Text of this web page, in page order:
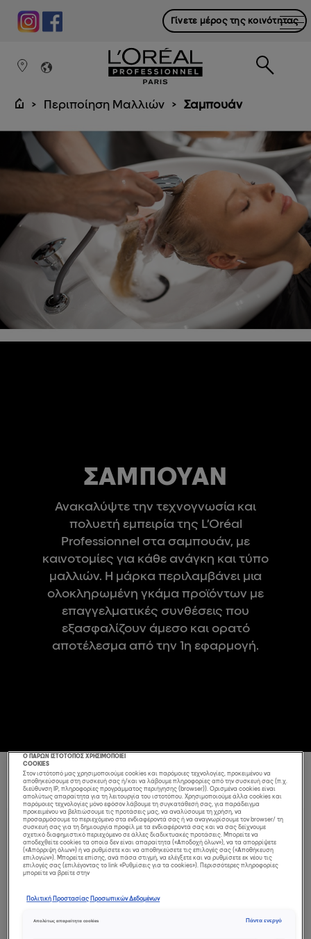
Γίνετε μέρος της κοινότητας
Περιποίηση Μαλλιών Σαμπουάν
ΣΑΜΠΟΥΆΝ
Ανακαλύψτε την τεχνογνωσία και
πολυετή εμπειρία της L’Oréal
Professionnel στα σαμπουάν, με
καινοτομίες για κάθε ανάγκη και τύπο
μαλλιών. Η μάρκα περιλαμβάνει μια
ολοκληρωμένη γκάμα προϊόντων με
επαγγελματικές συνθέσεις που
εξασφαλίζουν άμεσο και ορατό
αποτέλεσμα από την 1η εφαρμογή.
17 ΠΡΟΪΟΝ(ΤΑ) ΤΑΞΙΝΌΜΗΣΗ ΜΕ:
BEST SELLER
Ο ΠΑΡΩΝ ΙΣΤΟΤΟΠΟΣ ΧΡΗΣΙΜΟΠΟΙΕΙ
COOKIES
Στον ιστότοπό μας χρησιμοποιούμε cookies και παρόμοιες τεχνολογίες, προκειμένου να
αποθηκεύσουμε στη συσκευή σας ή/και να λάβουμε πληροφορίες από την συσκευή σας (π.χ.
διεύθυνση IP, πληροφορίες προγράμματος περιήγησης (browser)). Ορισμένα cookies είναι
απολύτως απαραίτητα για τη λειτουργία του ιστοτόπου. Χρησιμοποιούμε άλλα cookies και
παρόμοιες τεχνολογίες μόνο εφόσον λάβουμε τη συγκατάθεσή σας, για παράδειγμα
προκειμένου να βελτιώσουμε τις προτάσεις μας, να αναλύσουμε τη χρήση, να
προσαρμόσουμε το περιεχόμενο στα ενδιαφέροντά σας ή να αναγνωρίσουμε τον browser/ τη
συσκευή σας για τη δημιουργία προφίλ με τα ενδιαφέροντά σας και να σας δείχνουμε
σχετικό διαφημιστικό περιεχόμενο σε άλλες διαδικτυακές προτάσεις. Μπορείτε να
αποδεχθείτε cookies τα οποία δεν είναι απαραίτητα («Αποδοχή όλων»), να τα απορρίψετε
(«Απόρριψη όλων») ή να ρυθμίσετε και να αποθηκεύσετε τις επιλογές σας («Αποθήκευση
επιλογών»). Μπορείτε επίσης, ανά πάσα στιγμή, να ελέγξετε και να ρυθμίσετε εκ νέου τις
επιλογές σας (επιλέγοντας το link «Ρυθμίσεις για τα cookies»). Περισσότερες πληροφορίες
μπορείτε να βρείτε στην
Πολιτική Προστασίας Προσωπικών Δεδομένων
Απολύτως απαραίτητα cookies Πάντα ενεργό